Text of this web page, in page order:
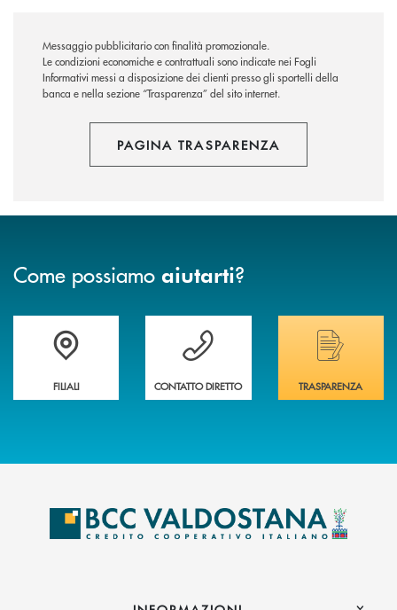
Messaggio pubblicitario con finalità promozionale.
Le condizioni economiche e contrattuali sono indicate nei Fogli
Informativi messi a disposizione dei clienti presso gli sportelli della
banca e nella sezione “Trasparenza” del sito internet.
PAGINA TRASPARENZA
Come possiamo aiutarti?
Trova la filiale più vicina a te
FILIALI
Hai bisogno di assistenza immediata ?
CONTATTO DIRETTO
Hai bisogno di
TRASPARENZA